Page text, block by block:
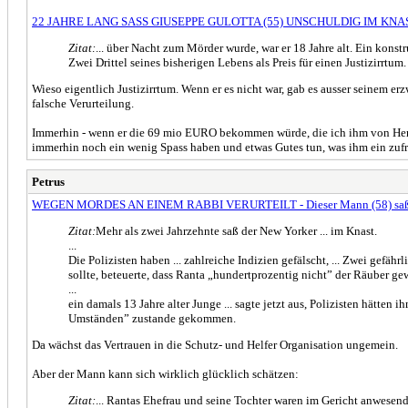
22 JAHRE LANG SASS GIUSEPPE GULOTTA (55) UNSCHULDIG IM
Zitat: ... über Nacht zum Mörder wurde, war er 18 Jahre alt. Ein
Zwei Drittel seines bisherigen Lebens als Preis für einen Justizirrtum.
Wieso eigentlich Justizirrtum. Wenn er es nicht war, gab es ausser seinem
falsche Verurteilung.
Immerhin - wenn er die 69 mio EURO bekommen würde, die ich ihm von
immerhin noch ein wenig Spass haben und etwas Gutes tun, was ihm ein
Petrus
WEGEN MORDES AN EINEM RABBI VERURTEILT - Dieser Mann (58)
Zitat:Mehr als zwei Jahrzehnte saß der New Yorker ... im Knast.
Die Polizisten haben ... zahlreiche Indizien gefälscht, ... Zwei
sollte, beteuerte, dass Ranta „hundertprozentig nicht” der Räuber
ein damals 13 Jahre alter Junge ... sagte jetzt aus, Polizisten hätten
Umständen” zustande gekommen.
Da wächst das Vertrauen in die Schutz- und Helfer Organisation ungemein.
Aber der Mann kann sich wirklich glücklich schätzen:
Zitat: ... Rantas Ehefrau und seine Tochter waren im Gericht